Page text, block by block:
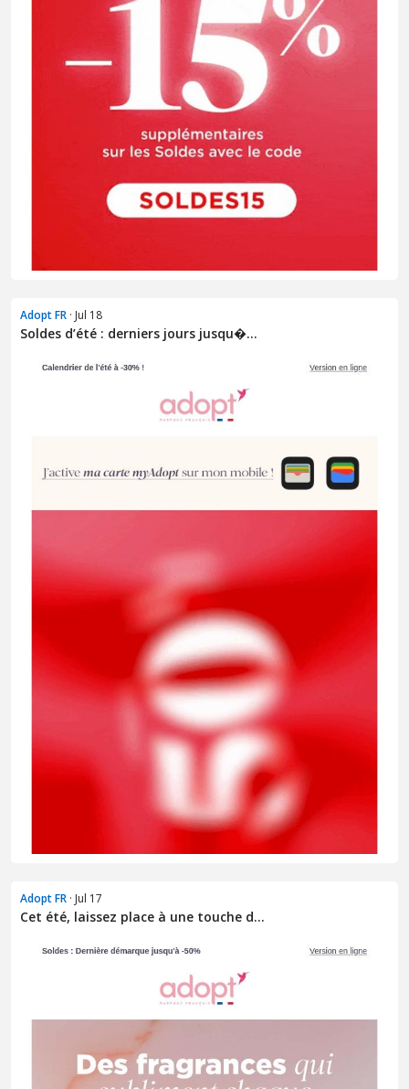
Adopt FR · Jul 18
Soldes d’été : derniers jours jusqu�...
Adopt FR · Jul 17
Cet été, laissez place à une touche d...